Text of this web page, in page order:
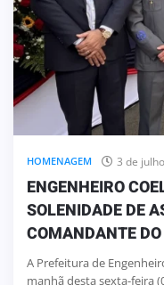
HOMENAGEM 3 de
ENGENHEIRO
SOLENIDADE DE
COMANDANTE
A Prefeitura de
manhã desta sexta-feira